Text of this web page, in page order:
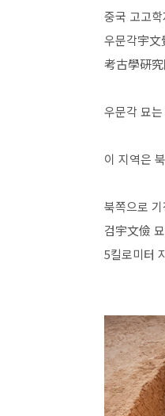
중국 고고
우문각宇文
考古學硏
우문각 묘
이 지역은
북쪽으로
검宇文儉
5킬로미터